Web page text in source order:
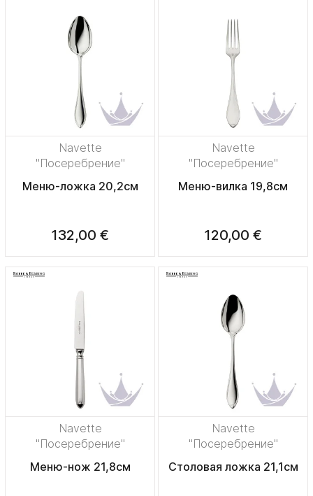
Navette
"Посеребрение"
Меню-ложка 20,2см
132,00 €
Navette
"Посеребрение"
Меню-вилка 19,8см
120,00 €
Navette
"Посеребрение"
Меню-нож 21,8см
Navette
"Посеребрение"
Столовая ложка 21,1см